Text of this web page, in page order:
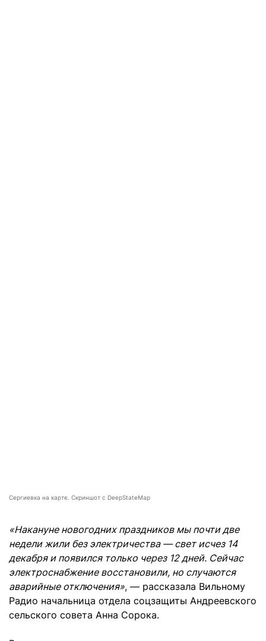
Сергиевка на карте. Скриншот с DeepStateMap
«Накануне новогодних праздников мы почти две
недели жили без электричества — свет исчез 14
декабря и появился только через 12 дней. Сейчас
электроснабжение восстановили, но случаются
аварийные отключения», — рассказала Вильному
Радио начальница отдела соцзащиты Андреевского
сельского совета Анна Сорока.